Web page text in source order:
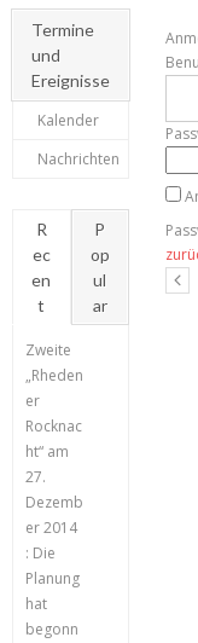
Termine
und
Ereignisse
Kalender
Nachrichten
R
ec
en
t
P
op
ul
ar
Zweite
„Rheden
er
Rocknac
ht“ am
27.
Dezemb
er 2014
: Die
Planung
hat
begonn